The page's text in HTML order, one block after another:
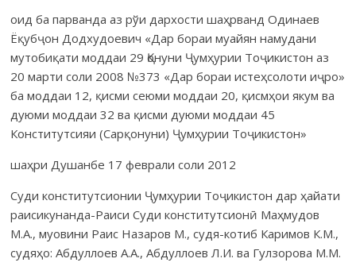
оид ба парванда аз рўи дархости шаҳрванд Одинаев
Ёқубҷон Додхудоевич «Дар бораи муайян намудани
мутобиқати моддаи 29 Қонуни Ҷумҳурии Тоҷикистон аз
20 марти соли 2008 №373 «Дар бораи истеҳсолоти иҷро»
ба моддаи 12, қисми сеюми моддаи 20, қисмҳои якум ва
дуюми моддаи 32 ва қисми дуюми моддаи 45
Конститутсияи (Сарқонуни) Ҷумҳурии Тоҷикистон»
шаҳри Душанбе 17 феврали соли 2012
Суди конститутсионии Ҷумҳурии Тоҷикистон дар ҳайати
раисикунанда-Раиси Суди конститутсионӣ Маҳмудов
М.А., муовини Раис Назаров М., судя-котиб Каримов К.М.,
судяҳо: Абдуллоев А.А., Абдуллоев Л.И. ва Гулзорова М.М.